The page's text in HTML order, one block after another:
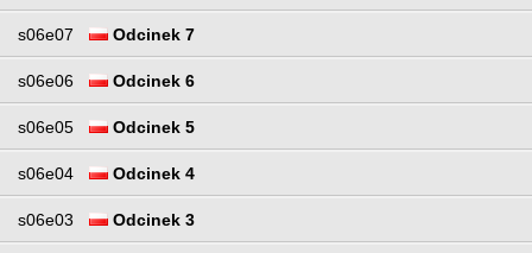
s06e07 Odcinek 7
s06e06 Odcinek 6
s06e05 Odcinek 5
s06e04 Odcinek 4
s06e03 Odcinek 3